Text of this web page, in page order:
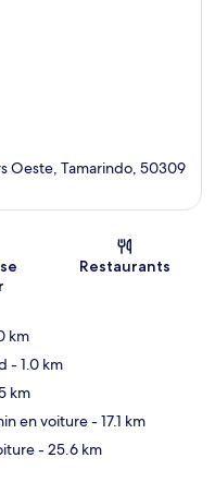
Oeste, Tamarindo, 50309
Restaurants
km
- 1.0 km
km
en voiture- 17.1 km
- 25.6 km